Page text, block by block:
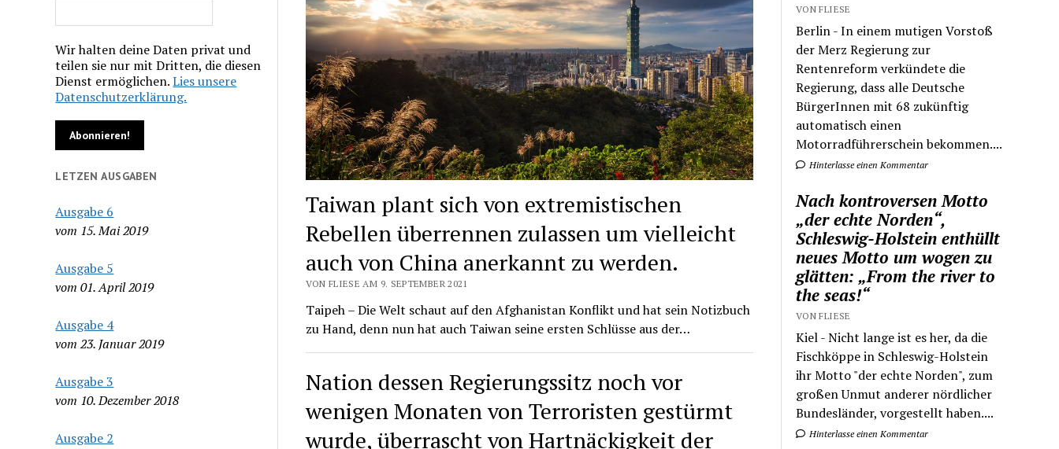
Wir halten deine Daten privat und
teilen sie nur mit Dritten, die diesen
Dienst ermöglichen.Lies unsere
Datenschutzerklärung.
LETZEN AUSGABEN
Ausgabe 6
vom 15. Mai 2019
Ausgabe 5
vom 01. April 2019
Ausgabe 4
vom 23. Januar 2019
Ausgabe 3
vom 10. Dezember 2018
Ausgabe 2
Taiwan plant sich von extremistischen
Rebellen überrennen zulassen um vielleicht
auch von China anerkannt zu werden.
VON FLIESE AM 9. SEPTEMBER 2021
Taipeh – Die Welt schaut auf den Afghanistan Konflikt und hat sein Notizbuch
zu Hand, denn nun hat auch Taiwan seine ersten Schlüsse aus der…
Nation dessen Regierungssitz noch vor
wenigen Monaten von Terroristen gestürmt
wurde, überrascht von Hartnäckigkeit der
VON FLIESE
Berlin - In einem mutigen Vorstoß
der Merz Regierung zur
Rentenreform verkündete die
Regierung, dass alle Deutsche
BürgerInnen mit 68 zukünftig
automatisch einen
Motorradführerschein bekommen....
Hinterlasse einen Kommentar
Nach kontroversen Motto
„der echte Norden“,
Schleswig-Holstein enthüllt
neues Motto um wogen zu
glätten: „From the river to
the seas!“
VON FLIESE
Kiel - Nicht lange ist es her, da die
Fischköppe in Schleswig-Holstein
ihr Motto "der echte Norden", zum
großen Unmut anderer nördlicher
Bundesländer, vorgestellt haben....
Hinterlasse einen Kommentar